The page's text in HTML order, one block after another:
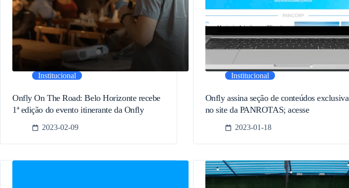
Institucional
Onfly On The Road: Belo Horizonte recebe
1ª edição do evento itinerante da Onfly
2023-02-09
Institucional
Onfly assina seção de conteúdos exclusiva
no site da PANROTAS; acesse
2023-01-18